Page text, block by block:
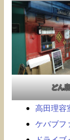
どん底
高田理容
ケバブフ